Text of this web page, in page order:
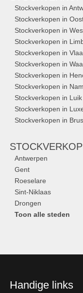
Stockverkopen in
Stockverkopen in
Stockverkopen in
Stockverkopen in
Stockverkopen in
Stockverkopen in
Stockverkopen in
Stockverkopen in
Stockverkopen in Luik
Stockverkopen in
Stockverkopen in
Antwerpen
Gent
Roeselare
Sint-Niklaas
Drongen
Toon alle steden
Handige links